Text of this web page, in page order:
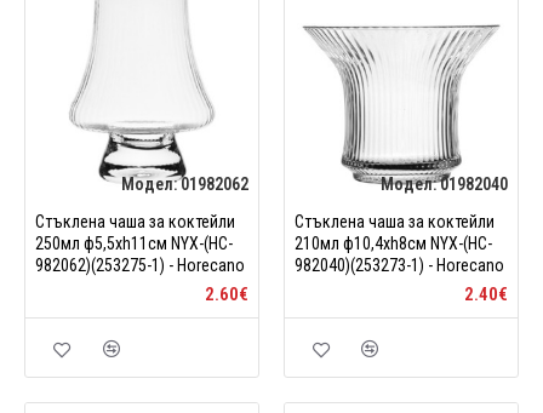
Модел:01982062
Стъклена чаша за коктейли
250мл ф5,5xh11см NYX-(HC-
982062)(253275-1) - Horecano
2.60€
Модел:01982040
Стъклена чаша за коктейли
210мл ф10,4xh8см NYX-(HC-
982040)(253273-1) - Horecano
2.40€